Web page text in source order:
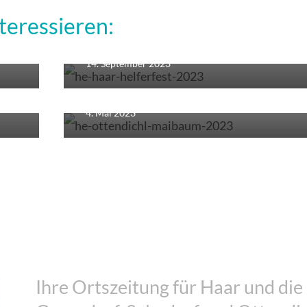
Helferfest der Bürgervereinigung
14. September 2023
Ottendichl
4. Mai 2023
Schulen
Ihre Ortszeitung für Haar und